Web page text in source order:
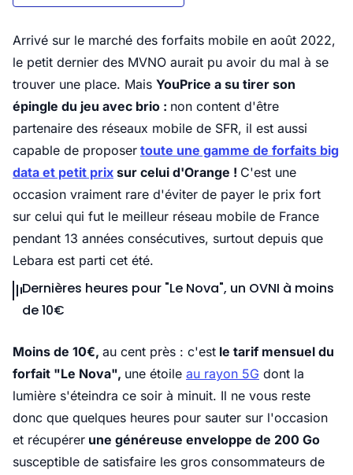
Arrivé sur le marché des forfaits mobile en août 2022,
le petit dernier des MVNO aurait pu avoir du mal à se
trouver une place. Mais YouPrice a su tirer son
épingle du jeu avec brio : non content d'être
partenaire des réseaux mobile de SFR, il est aussi
capable de proposer toute une gamme de forfaits big
data et petit prix sur celui d'Orange ! C'est une
occasion vraiment rare d'éviter de payer le prix fort
sur celui qui fut le meilleur réseau mobile de France
pendant 13 années consécutives, surtout depuis que
Lebara est parti cet été.
Dernières heures pour "Le Nova", un OVNI à moins
de 10€
Moins de 10€, au cent près : c'est le tarif mensuel du
forfait "Le Nova", une étoile au rayon 5G dont la
lumière s'éteindra ce soir à minuit. Il ne vous reste
donc que quelques heures pour sauter sur l'occasion
et récupérer une généreuse enveloppe de 200 Go
susceptible de satisfaire les gros consommateurs de